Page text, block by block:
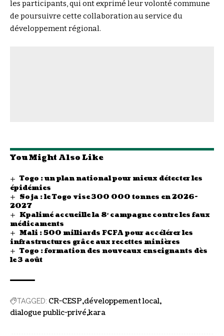
les participants, qui ont exprimé leur volonté commune
de poursuivre cette collaboration au service du
développement régional.
You Might Also Like
Togo : un plan national pour mieux détecter les
épidémies
Soja : le Togo vise 300 000 tonnes en 2026-
2027
Kpalimé accueille la 8ᵉ campagne contre les faux
médicaments
Mali : 500 milliards FCFA pour accélérer les
infrastructures grâce aux recettes minières
Togo : formation des nouveaux enseignants dès
le 3 août
TAGGED: CR-CESP développement local
dialogue public-privé kara